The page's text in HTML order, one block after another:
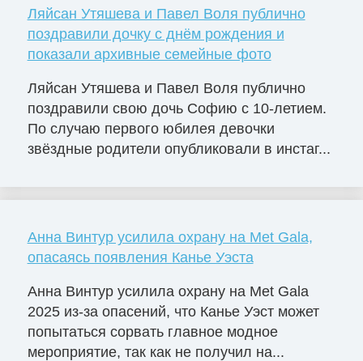
Ляйсан Утяшева и Павел Воля публично
поздравили дочку с днём рождения и
показали архивные семейные фото
Ляйсан Утяшева и Павел Воля публично
поздравили свою дочь Софию с 10-летием.
По случаю первого юбилея девочки
звёздные родители опубликовали в инстаг...
Анна Винтур усилила охрану на Met Gala,
опасаясь появления Канье Уэста
Анна Винтур усилила охрану на Met Gala
2025 из-за опасений, что Канье Уэст может
попытаться сорвать главное модное
мероприятие, так как не получил на...